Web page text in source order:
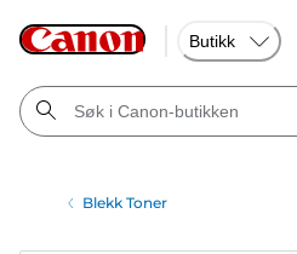
Butikk
Blekk Toner